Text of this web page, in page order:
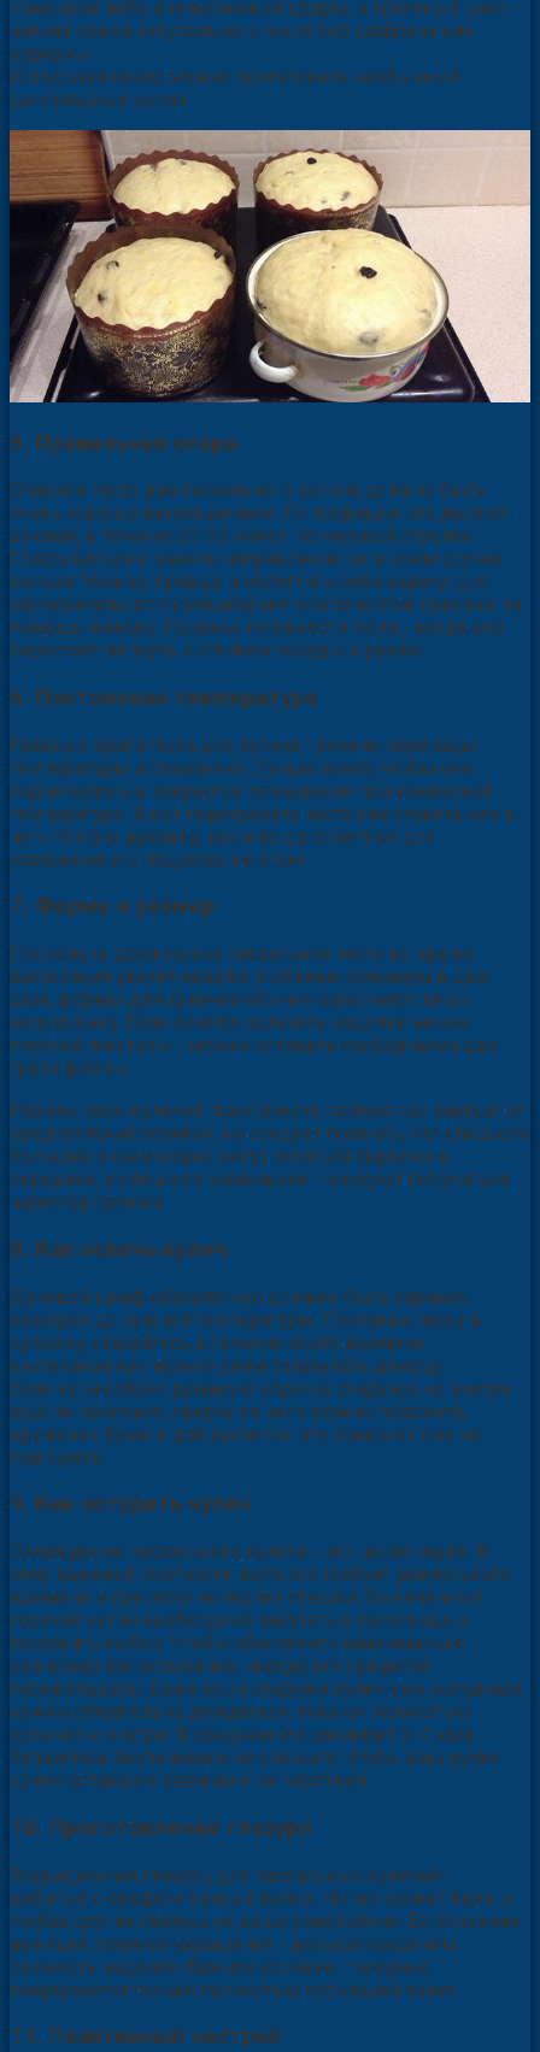
лимонной либо апельсиновой цедры, а приятный цвет -
чайная ложка натурального молотого шафрана или
куркумы.
Используя какао можно приготовить необычный
шоколадный кулич.
5. Правильная опара
Опарное тесто для пасхального кулича должно быть
очень хорошо вымешанным. По традиции, это делают
руками, в течение 20-30 минут, по часовой стрелке.
Прерываться и менять направление ни в коем случае
нельзя. Можно, правда, и облегчить себе задачу, для
первоначального смешивания компонентов призвав на
помощь миксер. Признак готовности теста - когда оно
перестает липнуть к стенкам посуды и рукам.
6. Постоянная температура
Главные враги теста для кулича - резкие перепады
температуры и сквозняки. Лучше всего, чтобы оно
поднималось в закрытом помещении при комнатной
температуре. А вот подогревать тесто или ставить его в
чуть теплую духовку, как иногда советуют для
ускорения его подъема, не стоит.
7. Форма и размер
Поскольку дрожжевое пасхальное тесто во время
выпекания увеличивается в объеме минимум в два
раза, формы для куличей обычно заполняют лишь
наполовину. Если хочется получить изделие менее
плотной текстуры - можно оставить свободными две
трети формы.
Размер пасх-куличей практически полностью зависит от
предпочтений хозяйки, но следует помнить, что слишком
большие экземпляры могут остаться сырыми в
середине, а слишком маленькие - рискуют получиться
чересчур сухими.
8. Как иcпечь кулич
Духовой шкаф обязательно должен быть заранее
разогрет до нужной температуры. Поставив пасху в
духовку, старайтесь в течение всего времени
выпекания как можно реже открывать дверцу.
Если кулич обрел румяную корочку снаружи, но внутри
еще не пропекся, сверху на него можно положить
кружочек бумаги для выпечки: это поможет ему не
подгореть.
9. Как остудить кулич
Охлаждение пасхального кулича - это целая наука. В
силу высокой плотности теста это требует длительного
времени и при этом не терпит спешки. Выпеченный
горячий кулич необходимо закутать в полотенце и
положить на бок. Чтобы обеспечить максимально
равномерное остывание, иногда его придется
перекатывать. Даже если снаружи кулич уже холодный,
нужно обязательно дождаться, пока он полностью
остынет и внутри. В среднем это занимает 3-4 часа.
Запаситесь терпением и не спешите, чтобы ваш кулич
долго оставался свежим и не черствел.
10. Приготовление глазури
Традиционная глазурь для пасхальных куличей -
взбитый с сахаром яичный белок. Но это может быть и
любая другая глазурь на ваше усмотрение. Ее основная
функция, помимо украшения - дольше сохранить
свежесть изделия. Важное условие: глазурью
покрывается только полностью остывший кулич.
11. Позитивный настрой